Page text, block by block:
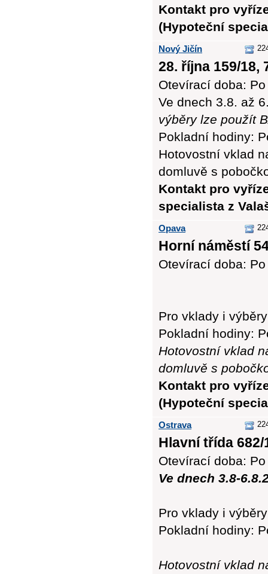
Kontakt pro
(Hypoteční
Nový Jičín
28. října 159/18,
Otevírací doba:
Ve dnech 3.8. až
výběry lze použít
Pokladní hodiny:
Hotovostní vklad
domluvě s
Kontakt pro
specialista z
Opava
Horní náměstí
Otevírací doba:
Pro vklady i
Pokladní hodiny:
Hotovostní vklad
domluvě s
Kontakt pro
(Hypoteční
Ostrava
Hlavní třída 682/
Otevírací doba:
Ve dnech 3.8-
Pro vklady i
Pokladní hodiny:
Hotovostní vklad